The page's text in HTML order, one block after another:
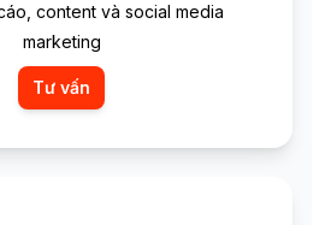
content và social media
marketing
Tư vấn